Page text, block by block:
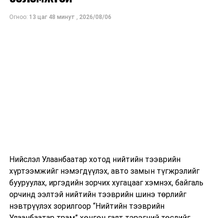
Огноо: 13 цаг 48 минут , 2026/08/06
Нийслэл Улаанбаатар хотод нийтийн тээврийн
хүртээмжийг нэмэгдүүлэх, авто замын түгжрэлийг
бууруулах, иргэдийн зорчих хугацааг хэмнэх, байгаль
орчинд ээлтэй нийтийн тээврийн шинэ төрлийг
нэвтрүүлэх зорилгоор “Нийтийн тээврийн